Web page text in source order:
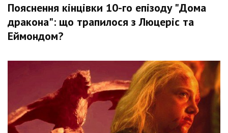
Пояснення кінцівки 10-го епізоду "Дома
дракона": що трапилося з Люцеріс та
Еймондом?